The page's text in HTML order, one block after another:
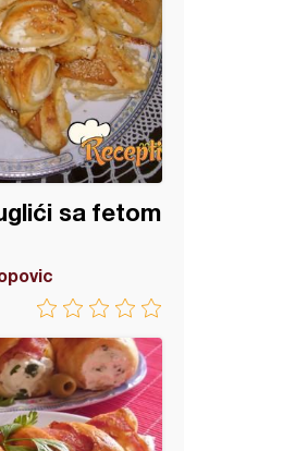
sa fetom